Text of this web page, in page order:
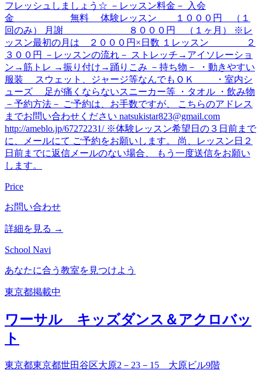
フレッシュしましょう☆ －レッスン料金－ 入会
金 無料 体験レッスン １０００円 （１
回のみ） 月謝 ８０００円 （１ヶ月） ※レ
ッスン最初の月は ２０００円×日数 １レッスン ２
３００円 －レッスンの流れ－ ストレッチ→アイソレーショ
ン→筋トレ →振り付け→踊りこみ －持ち物－ ・動きやすい
服装 スウェット、ジャージ等なんでもＯＫ ・室内シ
ューズ 足が痛くならないスニーカー等 ・タオル ・飲み物
－予約方法－ ご予約は、お手数ですが、 こちらのアドレス
までお問い合わせください natsukistar823@gmail.com
http://ameblo.jp/67272231/ ※体験レッスン希望日の３日前まで
に、メールにて ご予約をお願いします。 尚、レッスン日２
日前までに返信メールのない場合、 もう一度送信をお願い
します。
Price
お問い合わせ
詳細を見る →
School Navi
あなたに合う教室を見つけよう
東京都掲載中
ワーサル キッズダンス＆アクロバッ
ト
東京都東京都世田谷区大原2－23－15 大原ビル9階